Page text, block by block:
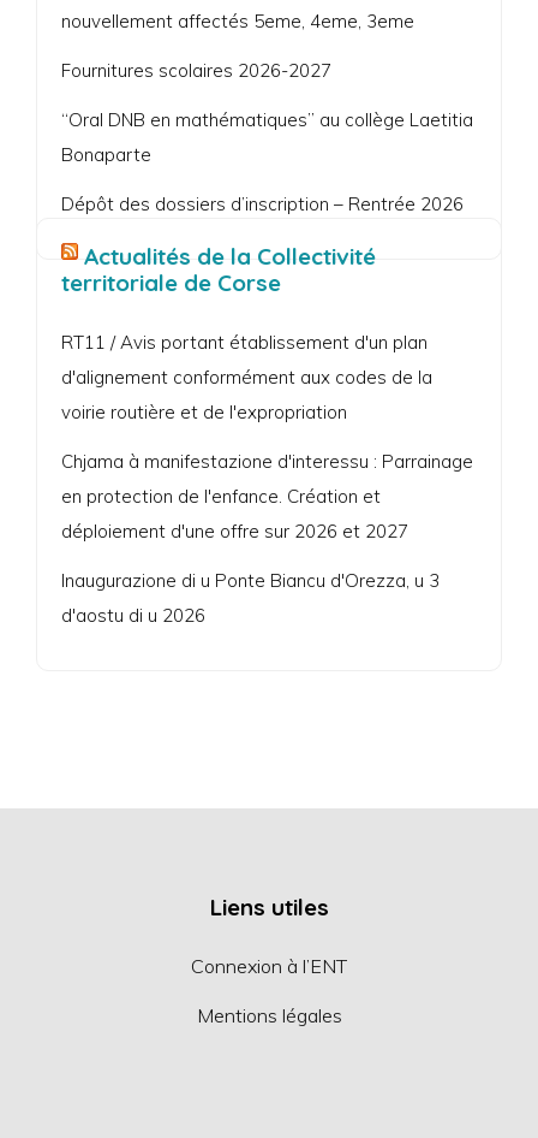
nouvellement affectés 5eme, 4eme, 3eme
Fournitures scolaires 2026-2027
“Oral DNB en mathématiques” au collège Laetitia
Bonaparte
Dépôt des dossiers d’inscription – Rentrée 2026
Actualités de la Collectivité
territoriale de Corse
RT11 / Avis portant établissement d'un plan
d'alignement conformément aux codes de la
voirie routière et de l'expropriation
Chjama à manifestazione d'interessu : Parrainage
en protection de l'enfance. Création et
déploiement d'une offre sur 2026 et 2027
Inaugurazione di u Ponte Biancu d'Orezza, u 3
d'aostu di u 2026
Liens utiles
Connexion à l’ENT
Mentions légales